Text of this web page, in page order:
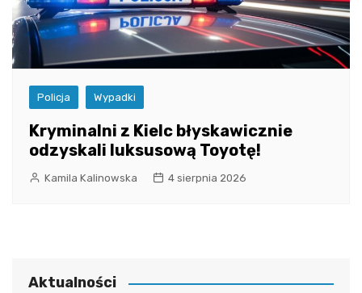
Policja Wypadki
Kryminalni z Kielc błyskawicznie
odzyskali luksusową Toyotę!
Kamila Kalinowska 4 sierpnia 2026
Aktualności